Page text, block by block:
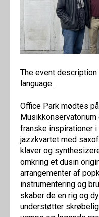
The event
language.
Office Park mødtes
franske inspirationer
jazzkvartet med
klaver og
omkring et dusin
arrangementer af
instrumentering og
skaber de en rig og
understøtter